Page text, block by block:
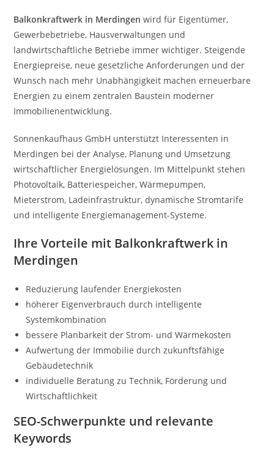
Balkonkraftwerk in Merdingen wird für Eigentümer,
Gewerbebetriebe, Hausverwaltungen und
landwirtschaftliche Betriebe immer wichtiger. Steigende
Energiepreise, neue gesetzliche Anforderungen und der
Wunsch nach mehr Unabhängigkeit machen erneuerbare
Energien zu einem zentralen Baustein moderner
Immobilienentwicklung.
Sonnenkaufhaus GmbH unterstützt Interessenten in
Merdingen bei der Analyse, Planung und Umsetzung
wirtschaftlicher Energielösungen. Im Mittelpunkt stehen
Photovoltaik, Batteriespeicher, Wärmepumpen,
Mieterstrom, Ladeinfrastruktur, dynamische Stromtarife
und intelligente Energiemanagement-Systeme.
Ihre Vorteile mit Balkonkraftwerk in
Merdingen
Reduzierung laufender Energiekosten
höherer Eigenverbrauch durch intelligente
Systemkombination
bessere Planbarkeit der Strom- und Wärmekosten
Aufwertung der Immobilie durch zukunftsfähige
Gebäudetechnik
individuelle Beratung zu Technik, Förderung und
Wirtschaftlichkeit
SEO-Schwerpunkte und relevante
Keywords